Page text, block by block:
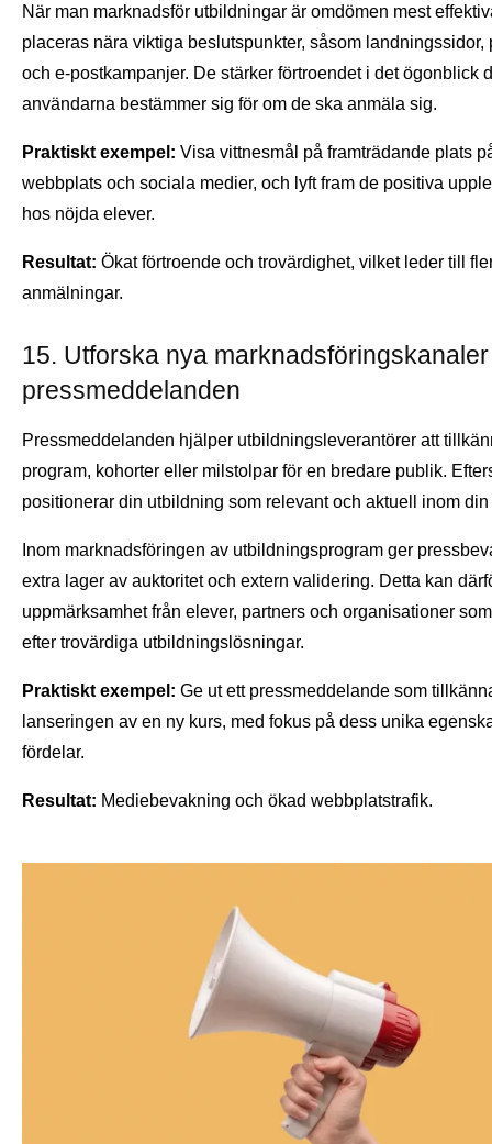
När man marknadsför utbildningar är omdömen mest
placeras nära viktiga beslutspunkter, såsom landningssidor,
och e-postkampanjer. De stärker förtroendet i det ögonblick
användarna bestämmer sig för om de ska anmäla sig.
Praktiskt exempel: Visa vittnesmål på framträdande plats
webbplats och sociala medier, och lyft fram de positiva
hos nöjda elever.
Resultat: Ökat förtroende och trovärdighet, vilket leder till
anmälningar.
15. Utforska nya
pressmeddelanden
Pressmeddelanden hjälper utbildningsleverantörer att
program, kohorter eller milstolpar för en bredare publik.
positionerar din utbildning som relevant och aktuell inom
Inom marknadsföringen av utbildningsprogram ger
extra lager av auktoritet och extern validering. Detta kan
uppmärksamhet från elever, partners och organisationer
efter trovärdiga utbildningslösningar.
Praktiskt exempel: Ge ut ett pressmeddelande som
lanseringen av en ny kurs, med fokus på dess unika
fördelar.
Resultat: Mediebevakning och ökad webbplatstrafik.